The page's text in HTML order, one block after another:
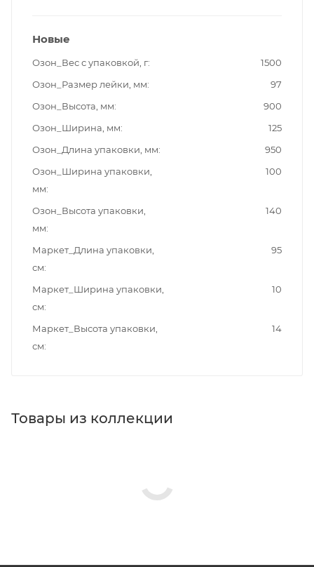
Новые
Озон_Вес с упаковкой, г
1500
Озон_Размер лейки, мм
97
Озон_Высота, мм
900
Озон_Ширина, мм
125
Озон_Длина упаковки, мм
950
Озон_Ширина упаковки,
мм
100
Озон_Высота упаковки,
мм
140
Маркет_Длина упаковки,
см
95
Маркет_Ширина упаковки,
см
10
Маркет_Высота упаковки,
см
14
Товары из коллекции
Душ, Товар, 00-011334040